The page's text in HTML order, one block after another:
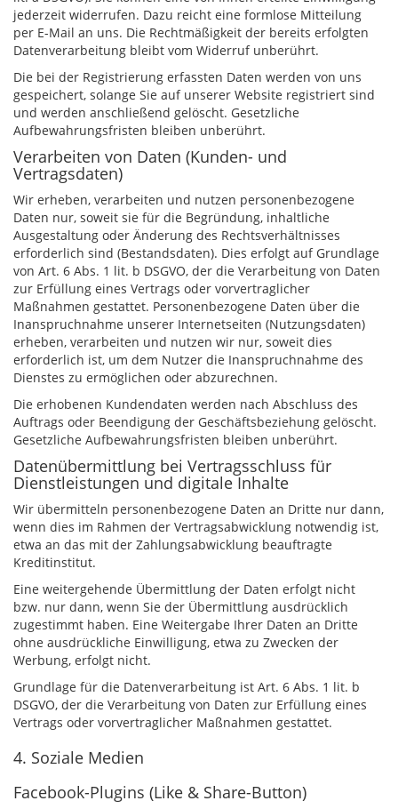
jederzeit widerrufen. Dazu reicht eine formlose Mitteilung
per E-Mail an uns. Die Rechtmäßigkeit der bereits erfolgten
Datenverarbeitung bleibt vom Widerruf unberührt.
Die bei der Registrierung erfassten Daten werden von uns
gespeichert, solange Sie auf unserer Website registriert sind
und werden anschließend gelöscht. Gesetzliche
Aufbewahrungsfristen bleiben unberührt.
Verarbeiten von Daten (Kunden- und
Vertragsdaten)
Wir erheben, verarbeiten und nutzen personenbezogene
Daten nur, soweit sie für die Begründung, inhaltliche
Ausgestaltung oder Änderung des Rechtsverhältnisses
erforderlich sind (Bestandsdaten). Dies erfolgt auf Grundlage
von Art. 6 Abs. 1 lit. b DSGVO, der die Verarbeitung von Daten
zur Erfüllung eines Vertrags oder vorvertraglicher
Maßnahmen gestattet. Personenbezogene Daten über die
Inanspruchnahme unserer Internetseiten (Nutzungsdaten)
erheben, verarbeiten und nutzen wir nur, soweit dies
erforderlich ist, um dem Nutzer die Inanspruchnahme des
Dienstes zu ermöglichen oder abzurechnen.
Die erhobenen Kundendaten werden nach Abschluss des
Auftrags oder Beendigung der Geschäftsbeziehung gelöscht.
Gesetzliche Aufbewahrungsfristen bleiben unberührt.
Datenübermittlung bei Vertragsschluss für
Dienstleistungen und digitale Inhalte
Wir übermitteln personenbezogene Daten an Dritte nur dann,
wenn dies im Rahmen der Vertragsabwicklung notwendig ist,
etwa an das mit der Zahlungsabwicklung beauftragte
Kreditinstitut.
Eine weitergehende Übermittlung der Daten erfolgt nicht
bzw. nur dann, wenn Sie der Übermittlung ausdrücklich
zugestimmt haben. Eine Weitergabe Ihrer Daten an Dritte
ohne ausdrückliche Einwilligung, etwa zu Zwecken der
Werbung, erfolgt nicht.
Grundlage für die Datenverarbeitung ist Art. 6 Abs. 1 lit. b
DSGVO, der die Verarbeitung von Daten zur Erfüllung eines
Vertrags oder vorvertraglicher Maßnahmen gestattet.
4. Soziale Medien
Facebook-Plugins (Like & Share-Button)